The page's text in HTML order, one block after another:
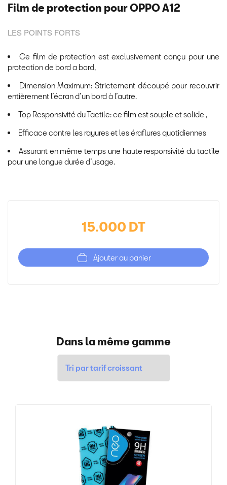
Film de protection pour OPPO A12
LES POINTS FORTS
Ce film de protection est exclusivement conçu pour une
protection de bord a bord,
Dimension Maximum: Strictement découpé pour recouvrir
entièrement l’écran d’un bord à l’autre.
Top Responsivité du Tactile: ce film est souple et solide ,
Efficace contre les rayures et les éraflures quotidiennes
Assurant en même temps une haute responsivité du tactile
pour une longue durée d’usage.
15.000 DT
Ajouter au panier
Dans la même gamme